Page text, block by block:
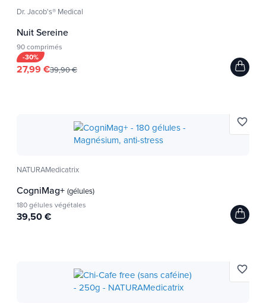
Dr. Jacob's® Medical
Nuit Sereine
90 comprimés
-30%
27,99 €39,90 €
NATURAMedicatrix
CogniMag+ (gélules)
180 gélules végétales
39,50 €
favorite_border
favorite_border